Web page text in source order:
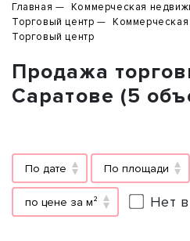
Главная Коммерческая
Торговый центр
Торговый центр
Продажа
Саратове (5
По дате По площади
по цене за м² Нет